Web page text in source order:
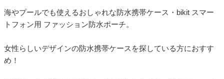
海やプールでも使えるおしゃれな防水携帯ケース・bikit スマー
トフォン用 ファッション防水ポーチ。
女性らしいデザインの防水携帯ケースを探している方におすす
め！